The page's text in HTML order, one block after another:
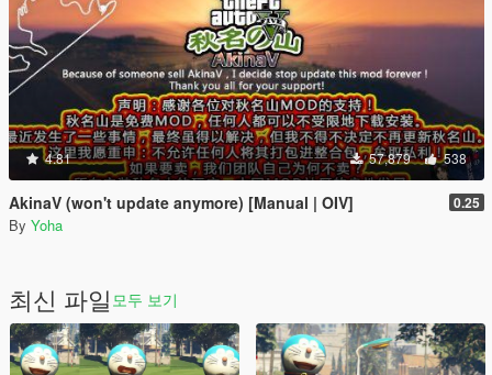
4.81 57,879 538
AkinaV (won't update anymore) [Manual | OIV] 0.25
By Yoha
최신 파일 모두 보기